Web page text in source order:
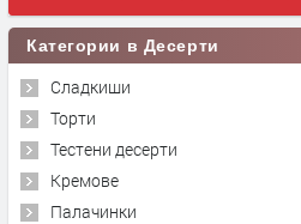
Категории в Десерти
Сладкиши
Торти
Тестени десерти
Кремове
Палачинки